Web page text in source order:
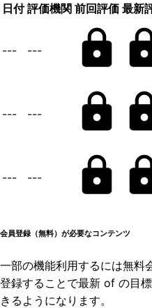
日付 評価機関 前回評価 最新
--- ---
--- ---
--- ---
会員登録（無料）が必要なコンテンツ
一部の機能利用するには無料
登録することで最新 of の目
きるようになります。